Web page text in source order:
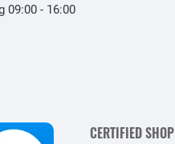
09:00 - 16:00
CERTIFIED SHOP